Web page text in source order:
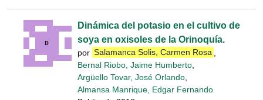
Dinámica del potasio en el cultivo de
soya en oxisoles de la Orinoquía.
por Salamanca Solis, Carmen Rosa
Bernal Riobo, Jaime Humberto
Argüello Tovar, José Orlando
Almansa Manrique, Edgar Fernando